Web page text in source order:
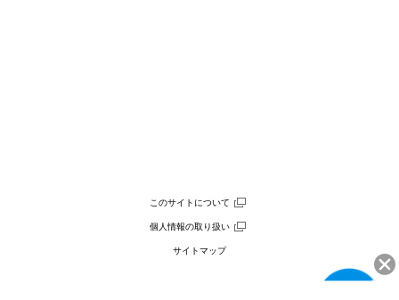
このサイトについて
個人情報の取り扱い
サイトマップ